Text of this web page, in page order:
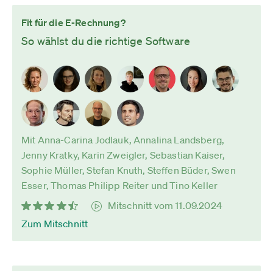
Fit für die E-Rechnung?
So wählst du die richtige Software
Mit Anna-Carina Jodlauk, Annalina Landsberg,
Jenny Kratky, Karin Zweigler, Sebastian Kaiser,
Sophie Müller, Stefan Knuth, Steffen Büder, Swen
Esser, Thomas Philipp Reiter und Tino Keller
Mitschnitt vom 11.09.2024
Zum Mitschnitt